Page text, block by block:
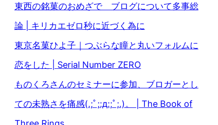
東西の銘菓のおめざで ブログについて多事総
論 | キリカエゼロ秒に近づく為に
東京名菓ひよ子｜つぶらな瞳と丸いフォルムに
恋をした | Serial Number ZERO
ものくろさんのセミナーに参加、ブロガーとし
ての未熟さを痛感(.;ﾟ;:д:;ﾟ;.)。 | The Book of